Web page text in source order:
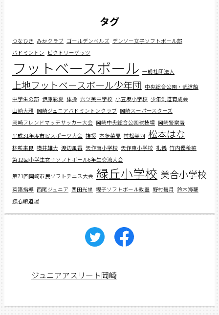
タグ
つなひき みかクラブ ゴールデンベルズ デンソー女子ソフトボール部
バドミントン ビクトリーゲッツ
フットベースボール 一般社団法人
上地フットベースボール少年団 中央総合公園・武道館
中学生の部 伊藤彩夏 体操 六ツ美中学校 小豆坂小学校 少年剣道育成会
山﨑大雅 岡崎ジュニアバドミントンクラブ 岡崎スーパースターズ
岡崎フレンドマッチサッカー大会 岡崎中央総合公園球技場 岡崎警察署
平成31年度市民スポーツ大会 挨拶 本多菜夏 村松美羽 松本はな
林咲来良 横井雄大 渡辺風香 矢作南小学校 矢作東小学校 礼儀 竹内優希菜
第12回小学生女子ソフトボール6年生交流大会
第71回岡崎市民ソフトテニス大会 緑丘小学校 美合小学校
英語指導 西尾ジュニア 西田光里 親子ソフトボール教室 野村碧月 鈴木海羅
錬心館道場
ジュニアアスリート岡崎